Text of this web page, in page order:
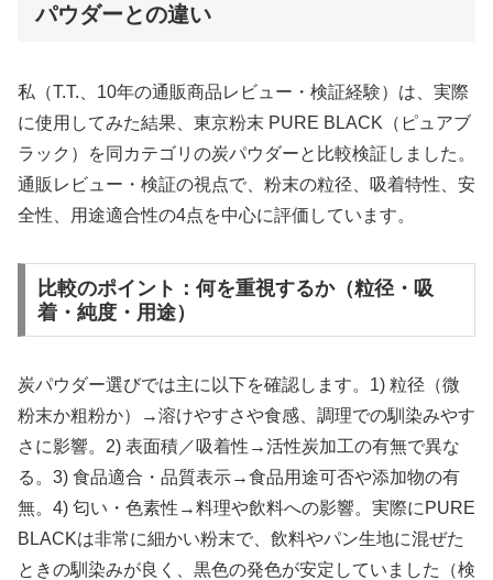
パウダーとの違い
私（T.T.、10年の通販商品レビュー・検証経験）は、実際
に使用してみた結果、東京粉末 PURE BLACK（ピュアブ
ラック）を同カテゴリの炭パウダーと比較検証しました。
通販レビュー・検証の視点で、粉末の粒径、吸着特性、安
全性、用途適合性の4点を中心に評価しています。
比較のポイント：何を重視するか（粒径・吸
着・純度・用途）
炭パウダー選びでは主に以下を確認します。1) 粒径（微
粉末か粗粉か）→溶けやすさや食感、調理での馴染みやす
さに影響。2) 表面積／吸着性→活性炭加工の有無で異な
る。3) 食品適合・品質表示→食品用途可否や添加物の有
無。4) 匂い・色素性→料理や飲料への影響。実際にPURE
BLACKは非常に細かい粉末で、飲料やパン生地に混ぜた
ときの馴染みが良く、黒色の発色が安定していました（検